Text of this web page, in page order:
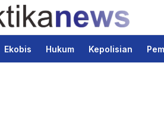
Ekobis Hukum Kepolisian